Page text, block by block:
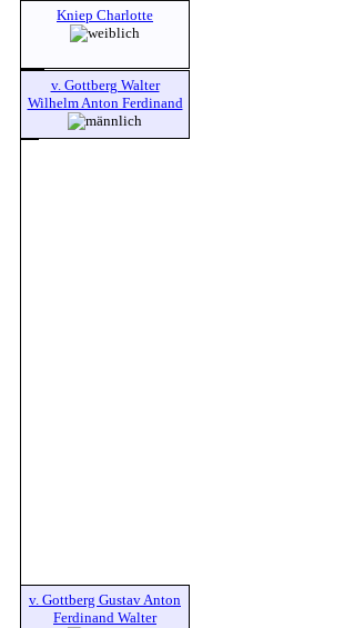
Kniep Charlotte
v. Gottberg Walter
Wilhelm Anton Ferdinand
v. Gottberg Gustav Anton
Ferdinand Walter